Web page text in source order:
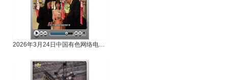
2026年3月24日中国有色网络电视新闻